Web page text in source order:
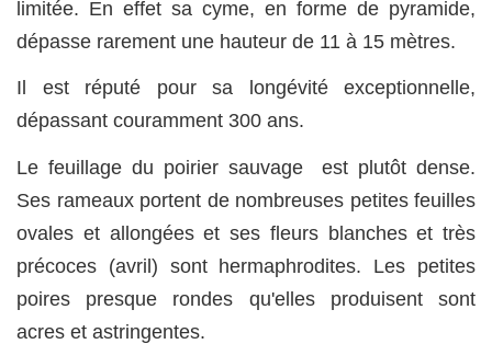
limitée. En effet sa cyme, en forme de pyramide,
dépasse rarement une hauteur de 11 à 15 mètres.
Il est réputé pour sa longévité exceptionnelle,
dépassant couramment 300 ans.
Le feuillage du poirier sauvage est plutôt dense.
Ses rameaux portent de nombreuses petites feuilles
ovales et allongées et ses fleurs blanches et très
précoces (avril) sont hermaphrodites. Les petites
poires presque rondes qu'elles produisent sont
acres et astringentes.